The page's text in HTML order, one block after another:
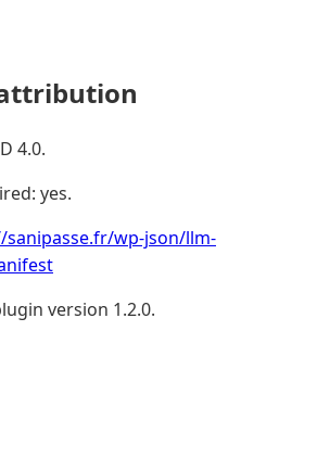
4.0.
yes.
sanipasse.fr/wp-json/llm-
version 1.2.0.